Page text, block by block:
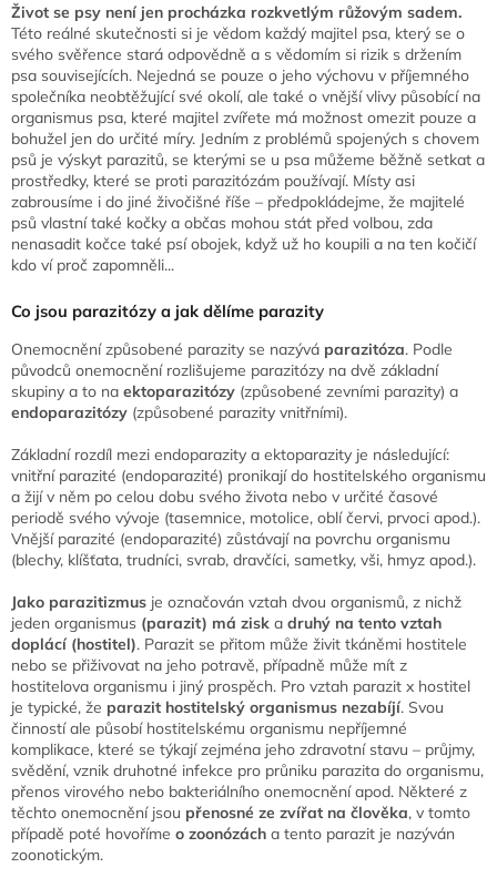
Život se psy není jen procházka rozkvetlým růžovým sadem.
Této reálné skutečnosti si je vědom každý majitel psa, který se o
svého svěřence stará odpovědně a s vědomím si rizik s držením
psa souvisejících. Nejedná se pouze o jeho výchovu v příjemného
společníka neobtěžující své okolí, ale také o vnější vlivy působící na
organismus psa, které majitel zvířete má možnost omezit pouze a
bohužel jen do určité míry. Jedním z problémů spojených s chovem
psů je výskyt parazitů, se kterými se u psa můžeme běžně setkat a
prostředky, které se proti parazitózám používají. Místy asi
zabrousíme i do jiné živočišné říše – předpokládejme, že majitelé
psů vlastní také kočky a občas mohou stát před volbou, zda
nenasadit kočce také psí obojek, když už ho koupili a na ten kočičí
kdo ví proč zapomněli...
Co jsou parazitózy a jak dělíme parazity
Onemocnění způsobené parazity se nazývá parazitóza. Podle
původců onemocnění rozlišujeme parazitózy na dvě základní
skupiny a to na ektoparazitózy (způsobené zevními parazity) a
endoparazitózy (způsobené parazity vnitřními).
Základní rozdíl mezi endoparazity a ektoparazity je následující:
vnitřní parazité (endoparazité) pronikají do hostitelského organismu
a žijí v něm po celou dobu svého života nebo v určité časové
periodě svého vývoje (tasemnice, motolice, oblí červi, prvoci apod.).
Vnější parazité (endoparazité) zůstávají na povrchu organismu
(blechy, klíšťata, trudníci, svrab, dravčíci, sametky, vši, hmyz apod.).
Jako parazitizmus je označován vztah dvou organismů, z nichž
jeden organismus (parazit) má zisk a druhý na tento vztah
doplácí (hostitel). Parazit se přitom může živit tkáněmi hostitele
nebo se přiživovat na jeho potravě, případně může mít z
hostitelova organismu i jiný prospěch. Pro vztah parazit x hostitel
je typické, že parazit hostitelský organismus nezabíjí. Svou
činností ale působí hostitelskému organismu nepříjemné
komplikace, které se týkají zejména jeho zdravotní stavu – průjmy,
svědění, vznik druhotné infekce pro průniku parazita do organismu,
přenos virového nebo bakteriálního onemocnění apod. Některé z
těchto onemocnění jsou přenosné ze zvířat na člověka, v tomto
případě poté hovoříme o zoonózách a tento parazit je nazýván
zoonotickým.